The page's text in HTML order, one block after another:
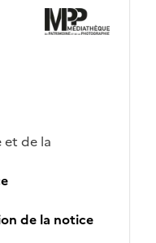
de la
de la notice